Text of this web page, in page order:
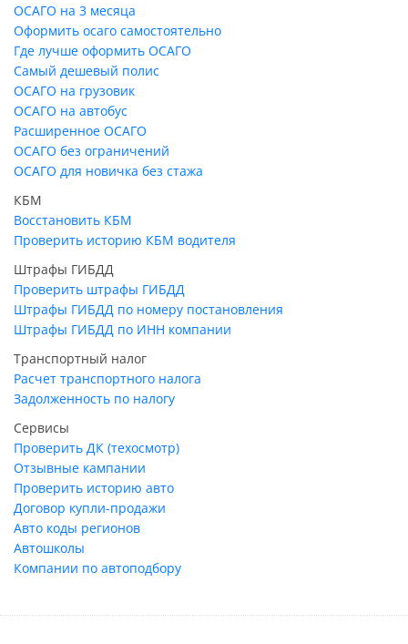
ОСАГО на 3 месяца
Оформить осаго самостоятельно
Где лучше оформить ОСАГО
Самый дешевый полис
ОСАГО на грузовик
ОСАГО на автобус
Расширенное ОСАГО
ОСАГО без ограничений
ОСАГО для новичка без стажа
КБМ
Восстановить КБМ
Проверить историю КБМ водителя
Штрафы ГИБДД
Проверить штрафы ГИБДД
Штрафы ГИБДД по номеру постановления
Штрафы ГИБДД по ИНН компании
Транспортный налог
Расчет транспортного налога
Задолженность по налогу
Сервисы
Проверить ДК (техосмотр)
Отзывные кампании
Проверить историю авто
Договор купли-продажи
Авто коды регионов
Автошколы
Компании по автоподбору